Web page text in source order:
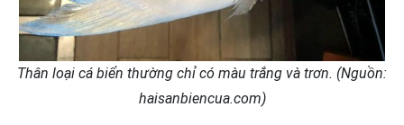
Thân loại cá biển thường chỉ có màu trắng và trơn. (Nguồn:
haisanbiencua.com)